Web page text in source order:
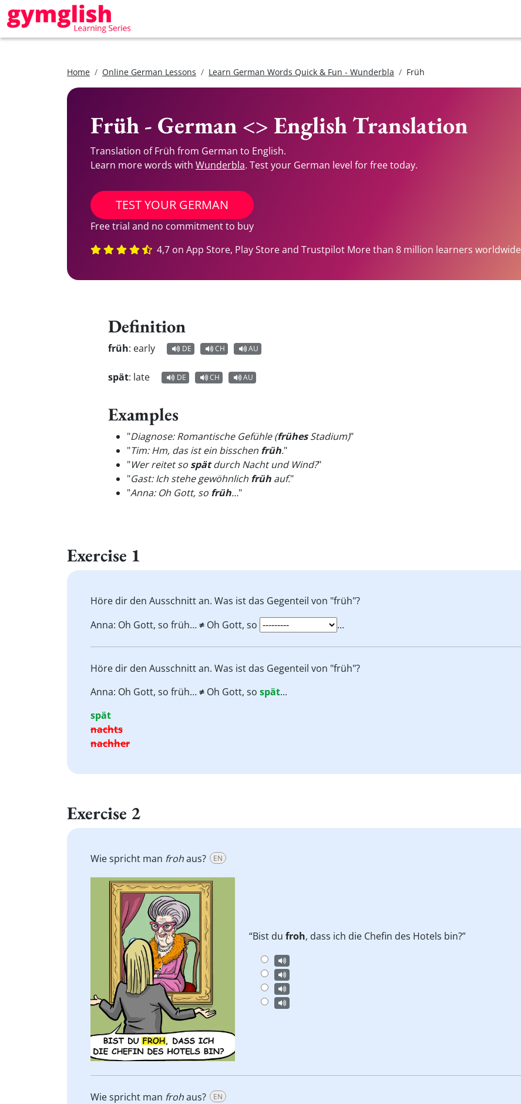
Home Online German Lessons Learn German Words Quick & Fun - Wunderbla Früh
Früh - German <> English Translation
Translation of Früh from German to English.
Learn more words with Wunderbla. Test your German level for free today.
TEST YOUR GERMAN
Free trial and no commitment to buy
4,7 on App Store, Play Store and Trustpilot More than 8 million learners worldwide
Definition
früh: early DE CH AU
spät: late DE CH AU
Examples
"Diagnose: Romantische Gefühle (frühesStadium)"
"Tim: Hm, das ist ein bisschen früh."
"Wer reitet so spätdurch Nacht und Wind?"
"Gast: Ich stehe gewöhnlich früh auf."
"Anna: Oh Gott, so früh…"
Exercise 1
Höre dir den Ausschnitt an. Was ist das Gegenteil von "früh"?
Anna: Oh Gott, so früh…≠ Oh Gott, so ...
Höre dir den Ausschnitt an. Was ist das Gegenteil von "früh"?
Anna: Oh Gott, so früh…≠ Oh Gott, so spät...
spät
nachts
nachher
Exercise 2
Wie spricht man frohaus? EN
“Bist du froh, dass ich die Chefin des Hotels bin?”
Wie spricht man frohaus? EN